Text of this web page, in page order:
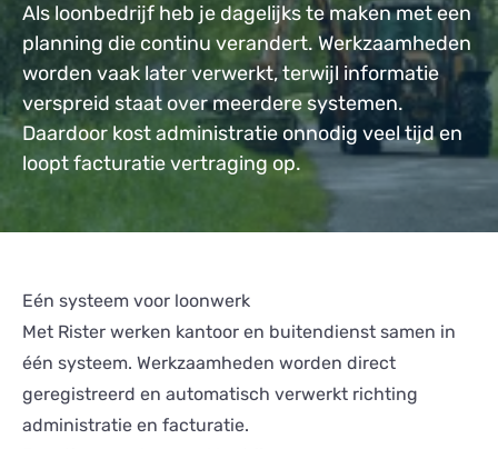
Als loonbedrijf heb je dagelijks te maken met een
planning die continu verandert. Werkzaamheden
worden vaak later verwerkt, terwijl informatie
verspreid staat over meerdere systemen.
Daardoor kost administratie onnodig veel tijd en
loopt facturatie vertraging op.
Eén systeem voor loonwerk
Met Rister werken kantoor en buitendienst samen in
één systeem. Werkzaamheden worden direct
geregistreerd en automatisch verwerkt richting
administratie en facturatie.